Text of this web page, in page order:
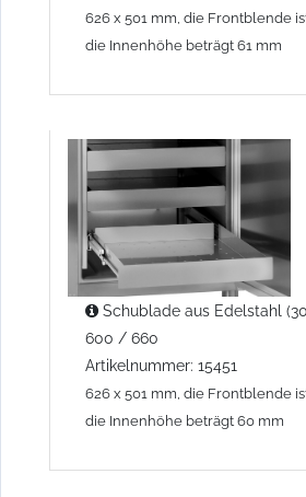
626 x 501 mm, die Frontblende
die Innenhöhe beträgt 61 mm
Schublade aus Edelstahl
600 / 660
Artikelnummer: 15451
626 x 501 mm, die Frontblende
die Innenhöhe beträgt 60 mm